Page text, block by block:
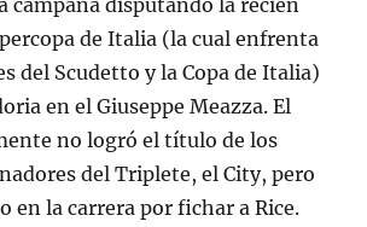
de Italia (la cual enfrenta
del Scudetto y la Copa de Italia)
en el Giuseppe Meazza. El
no logró el título de los
del Triplete, el City, pero
en la carrera por fichar a Rice.